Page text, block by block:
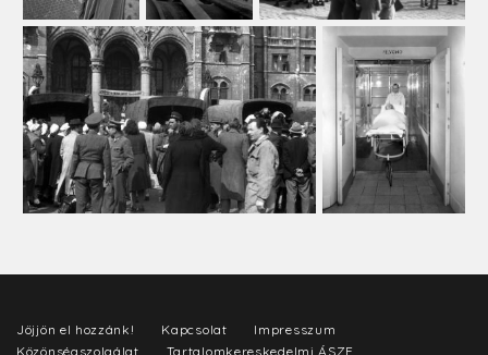
Jöjjön el hozzánk! Kapcsolat
Impresszum
Közönségszolgálat
Tartalomkereskedelmi ÁSZF